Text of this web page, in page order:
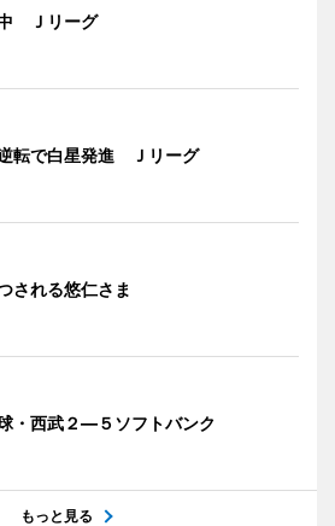
Ｊリーグ
転で白星発進 Ｊリーグ
される悠仁さま
・西武２―５ソフトバンク
もっと見る